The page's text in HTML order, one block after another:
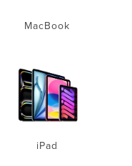
MacBook
iPad